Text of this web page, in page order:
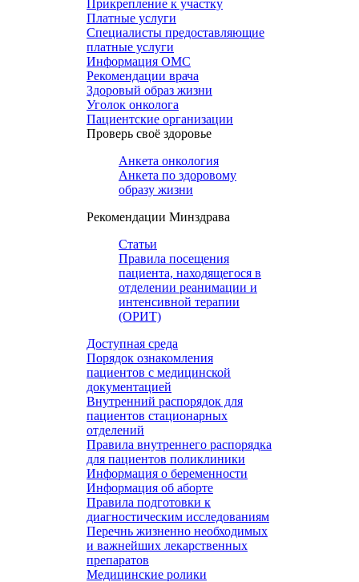
Прикрепление к участку
Платные услуги
Специалисты предоставляющие
платные услуги
Информация ОМС
Рекомендации врача
Здоровый образ жизни
Уголок онколога
Пациентские организации
Проверь своё здоровье
Анкета онкология
Анкета по здоровому
образу жизни
Рекомендации Минздрава
Статьи
Правила посещения
пациента, находящегося в
отделении реанимации и
интенсивной терапии
(ОРИТ)
Доступная среда
Порядок ознакомления
пациентов с медицинской
документацией
Внутренний распорядок для
пациентов стационарных
отделений
Правила внутреннего распорядка
для пациентов поликлиники
Информация о беременности
Информация об аборте
Правила подготовки к
диагностическим исследованиям
Перечнь жизненно необходимых
и важнейших лекарственных
препаратов
Медицинские ролики